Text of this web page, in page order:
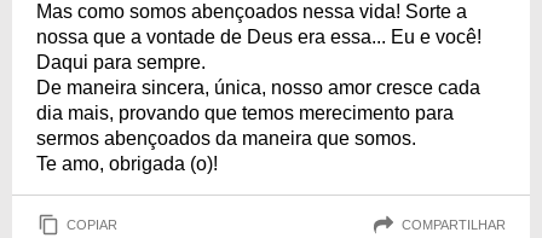
Mas como somos abençoados nessa vida! Sorte a
nossa que a vontade de Deus era essa... Eu e você!
Daqui para sempre.
De maneira sincera, única, nosso amor cresce cada
dia mais, provando que temos merecimento para
sermos abençoados da maneira que somos.
Te amo, obrigada (o)!
COPIAR COMPARTILHAR